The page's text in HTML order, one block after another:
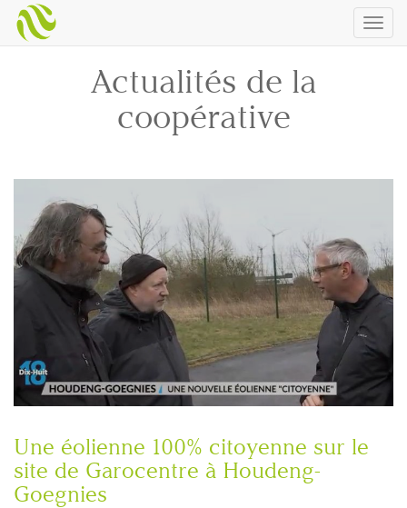
Actualités de la
coopérative
Une éolienne 100% citoyenne sur le
site de Garocentre à Houdeng-
Goegnies